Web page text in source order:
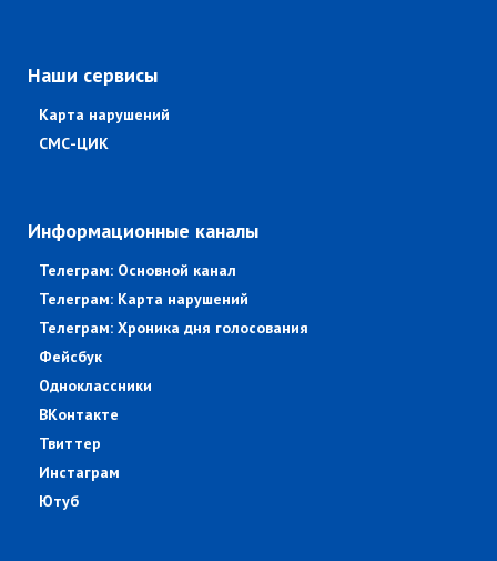
Наши сервисы
Карта нарушений
СМС-ЦИК
Информационные каналы
Телеграм: Основной канал
Телеграм: Карта нарушений
Телеграм: Хроника дня голосования
Фейсбук
Одноклассники
ВКонтакте
Твиттер
Инстаграм
Ютуб